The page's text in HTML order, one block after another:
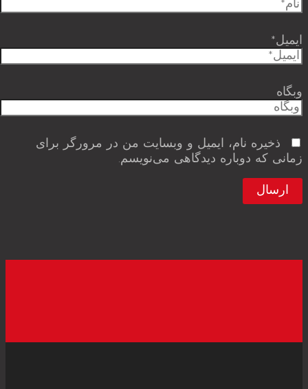
ایمیل*
وبگاه
ذخیره نام، ایمیل و وبسایت من در مرورگر برای
زمانی که دوباره دیدگاهی می‌نویسم.